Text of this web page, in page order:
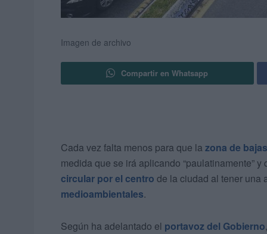
Imagen de archivo
Compartir en Whatsapp
Cada vez falta menos para que la zona de
medida que se irá aplicando “paulatinamente” y
circular por el centro de la ciudad al tener una
medioambientales.
Según ha adelantado el portavoz del Gobierno